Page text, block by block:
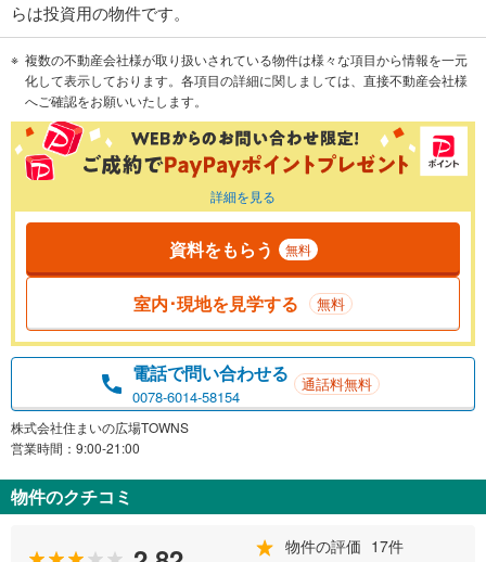
らは投資用の物件です。
複数の不動産会社様が取り扱いされている物件は様々な項目から情報を一元
化して表示しております。各項目の詳細に関しましては、直接不動産会社様
へご確認をお願いいたします。
詳細を見る
資料をもらう 無料
室内･現地を見学する 無料
電話で問い合わせる
0078-6014-58154
通話料無料
株式会社住まいの広場TOWNS
営業時間：9:00-21:00
物件のクチコミ
物件の評価 17件